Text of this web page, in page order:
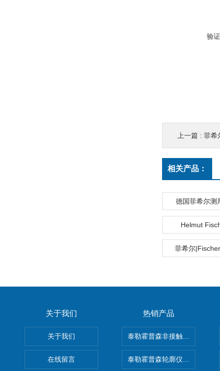
验
上一篇 : 菲希
相关产品：
德国菲希尔测
Helmut
菲希尔
关于我们
关于我们
在线留言
热销产品
泰勒霍普森非接触式轮廓仪
泰勒霍普森轮廓仪|TAYLOR